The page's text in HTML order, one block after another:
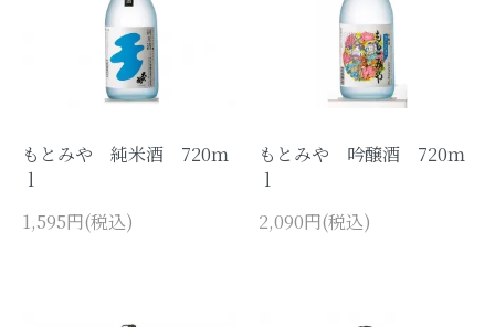
大天狗のうめ酒
酒粕、コラボスイーツ
もとみや 純米酒 720ｍ
ｌ
1,595円(税込)
もとみや 吟醸酒 720ｍ
ｌ
2,090円(税込)